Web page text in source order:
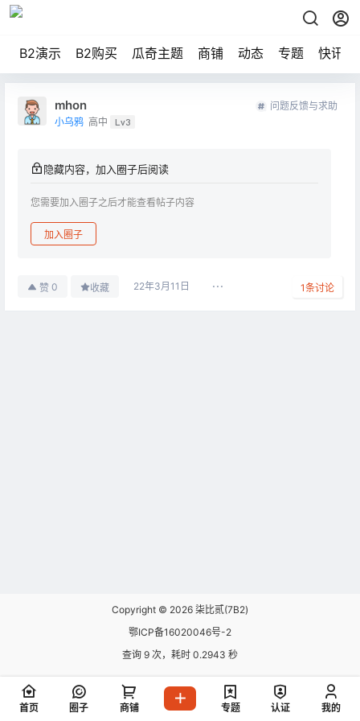
B2演示 B2购买 瓜奇主题 商铺 动态 专题 快讯
mhon
小乌鸦 高中 Lv3
问题反馈与求助
隐藏内容，加入圈子后阅读
您需要加入圈子之后才能查看帖子内容
加入圈子
赞 0 收藏 22年3月11日 1条讨论
Copyright © 2026 柒比贰(7B2)
鄂ICP备16020046号-2
查询 9 次，耗时 0.2943 秒
首页 圈子 商铺 专题 认证 我的